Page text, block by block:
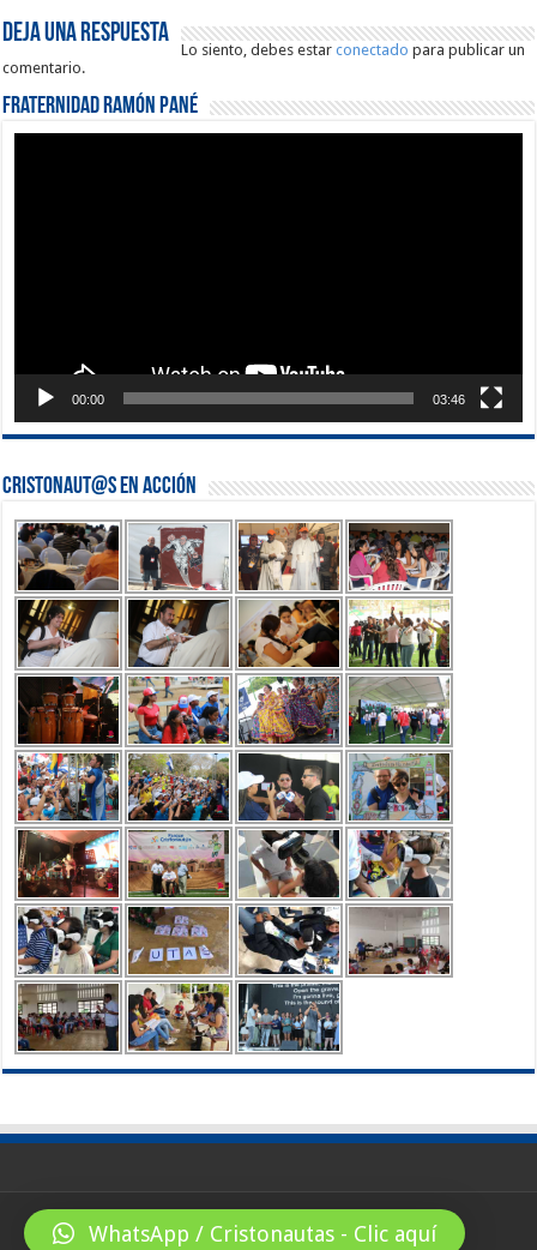
Deja una respuesta
Lo siento, debes estarconectado para publicar un
comentario.
Fraternidad Ramón Pané
00:00 03:46
Cristonaut@s en Acción
WhatsApp / Cristonautas - Clic aquí